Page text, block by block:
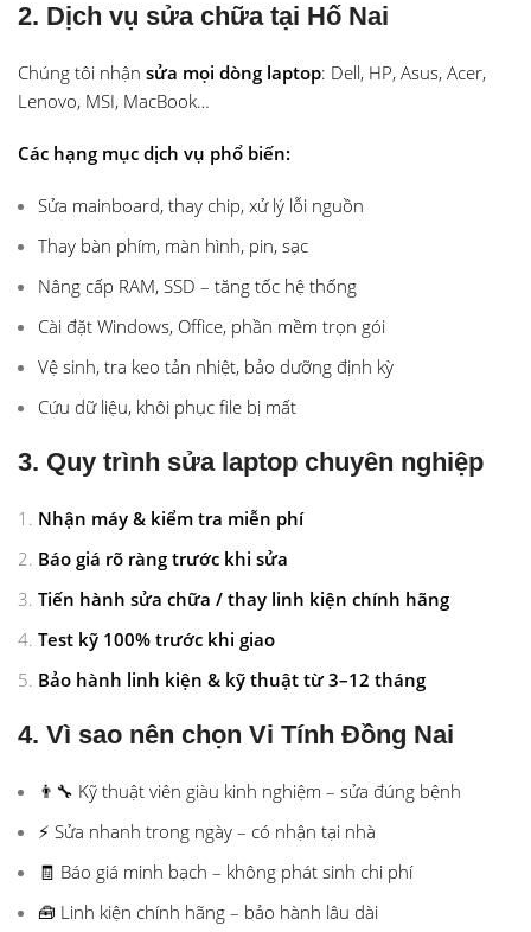
2. Dịch vụ sửa chữa tại Hố Nai
Chúng tôi nhận sửa mọi dòng laptop: Dell, HP, Asus, Acer,
Lenovo, MSI, MacBook…
Các hạng mục dịch vụ phổ biến:
Sửa mainboard, thay chip, xử lý lỗi nguồn
Thay bàn phím, màn hình, pin, sạc
Nâng cấp RAM, SSD – tăng tốc hệ thống
Cài đặt Windows, Office, phần mềm trọn gói
Vệ sinh, tra keo tản nhiệt, bảo dưỡng định kỳ
Cứu dữ liệu, khôi phục file bị mất
3. Quy trình sửa laptop chuyên nghiệp
Nhận máy & kiểm tra miễn phí
Báo giá rõ ràng trước khi sửa
Tiến hành sửa chữa / thay linh kiện chính hãng
Test kỹ 100% trước khi giao
Bảo hành linh kiện & kỹ thuật từ 3–12 tháng
4. Vì sao nên chọn Vi Tính Đồng Nai
👨‍🔧 Kỹ thuật viên giàu kinh nghiệm – sửa đúng bệnh
⚡ Sửa nhanh trong ngày – có nhận tại nhà
🧾 Báo giá minh bạch – không phát sinh chi phí
🧰 Linh kiện chính hãng – bảo hành lâu dài